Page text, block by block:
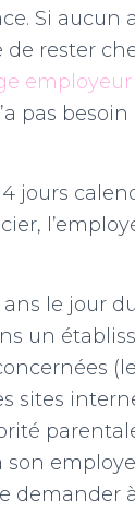
Si aucun
rester
pas
jours
le jour
un
sites
son
demander